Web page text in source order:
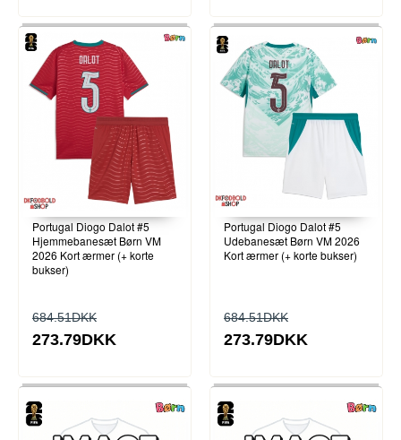
Portugal Diogo Dalot #5
Hjemmebanesæt Børn VM
2026 Kort ærmer (+ korte
bukser)
684.51DKK
273.79DKK
Portugal Diogo Dalot #5
Udebanesæt Børn VM 2026
Kort ærmer (+ korte bukser)
684.51DKK
273.79DKK